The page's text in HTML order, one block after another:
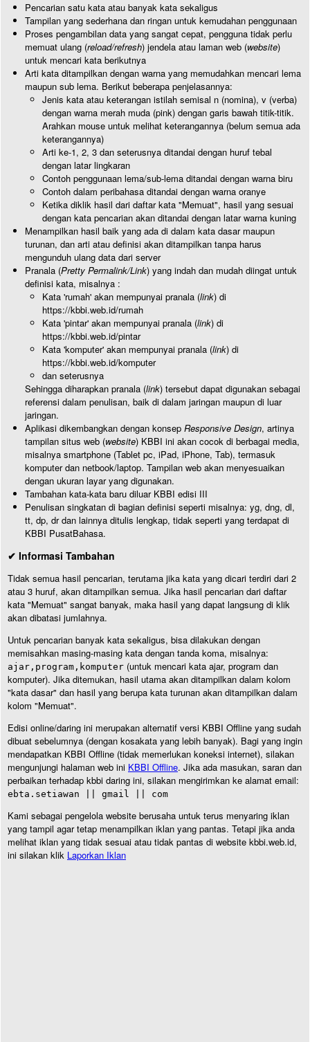
Pencarian satu kata atau banyak kata sekaligus
Tampilan yang sederhana dan ringan untuk kemudahan penggunaan
Proses pengambilan data yang sangat cepat, pengguna tidak perlu
memuat ulang (reload/refresh) jendela atau laman web (website)
untuk mencari kata berikutnya
Arti kata ditampilkan dengan warna yang memudahkan mencari lema
maupun sub lema. Berikut beberapa penjelasannya:
Jenis kata atau keterangan istilah semisal n (nomina), v (verba)
dengan warna merah muda (pink) dengan garis bawah titik-titik.
Arahkan mouse untuk melihat keterangannya (belum semua ada
keterangannya)
Arti ke-1, 2, 3 dan seterusnya ditandai dengan huruf tebal
dengan latar lingkaran
Contoh penggunaan lema/sub-lema ditandai dengan warna biru
Contoh dalam peribahasa ditandai dengan warna oranye
Ketika diklik hasil dari daftar kata "Memuat", hasil yang sesuai
dengan kata pencarian akan ditandai dengan latar warna kuning
Menampilkan hasil baik yang ada di dalam kata dasar maupun
turunan, dan arti atau definisi akan ditampilkan tanpa harus
mengunduh ulang data dari server
Pranala (Pretty Permalink/Link) yang indah dan mudah diingat untuk
definisi kata, misalnya :
Kata 'rumah' akan mempunyai pranala (link) di
https://kbbi.web.id/rumah
Kata 'pintar' akan mempunyai pranala (link) di
https://kbbi.web.id/pintar
Kata 'komputer' akan mempunyai pranala (link) di
https://kbbi.web.id/komputer
dan seterusnya
Sehingga diharapkan pranala (link) tersebut dapat digunakan sebagai
referensi dalam penulisan, baik di dalam jaringan maupun di luar
jaringan.
Aplikasi dikembangkan dengan konsep Responsive Design, artinya
tampilan situs web (website) KBBI ini akan cocok di berbagai media,
misalnya smartphone (Tablet pc, iPad, iPhone, Tab), termasuk
komputer dan netbook/laptop. Tampilan web akan menyesuaikan
dengan ukuran layar yang digunakan.
Tambahan kata-kata baru diluar KBBI edisi III
Penulisan singkatan di bagian definisi seperti misalnya: yg, dng, dl,
tt, dp, dr dan lainnya ditulis lengkap, tidak seperti yang terdapat di
KBBI PusatBahasa.
✔ Informasi Tambahan
Tidak semua hasil pencarian, terutama jika kata yang dicari terdiri dari 2
atau 3 huruf, akan ditampilkan semua. Jika hasil pencarian dari daftar
kata "Memuat" sangat banyak, maka hasil yang dapat langsung di klik
akan dibatasi jumlahnya.
Untuk pencarian banyak kata sekaligus, bisa dilakukan dengan
memisahkan masing-masing kata dengan tanda koma, misalnya:
ajar,program,komputer (untuk mencari kata ajar, program dan
komputer). Jika ditemukan, hasil utama akan ditampilkan dalam kolom
"kata dasar" dan hasil yang berupa kata turunan akan ditampilkan dalam
kolom "Memuat".
Edisi online/daring ini merupakan alternatif versi KBBI Offline yang sudah
dibuat sebelumnya (dengan kosakata yang lebih banyak). Bagi yang ingin
mendapatkan KBBI Offline (tidak memerlukan koneksi internet), silakan
mengunjungi halaman web ini KBBI Offline. Jika ada masukan, saran dan
perbaikan terhadap kbbi daring ini, silakan mengirimkan ke alamat email:
ebta.setiawan || gmail || com
Kami sebagai pengelola website berusaha untuk terus menyaring iklan
yang tampil agar tetap menampilkan iklan yang pantas. Tetapi jika anda
melihat iklan yang tidak sesuai atau tidak pantas di website kbbi.web.id,
ini silakan klik Laporkan Iklan